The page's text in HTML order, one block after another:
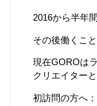
2016から半年
その後働くこ
現在GOROは
クリエイター
初訪問の方へ：